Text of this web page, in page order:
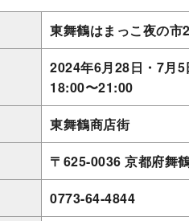
東舞鶴はまっこ夜の市
2024年6月28日・7月5
18:00〜21:00
東舞鶴商店街
〒625-0036 京都府舞
0773-64-4844